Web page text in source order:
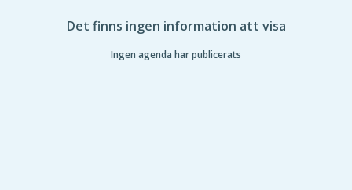
Det finns ingen information att visa
Ingen agenda har publicerats